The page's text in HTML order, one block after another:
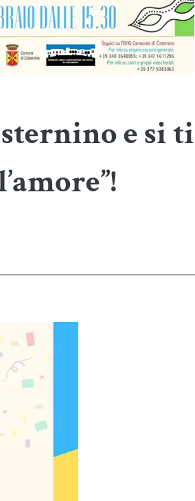
e si